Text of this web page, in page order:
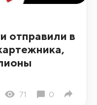
отправили в
71 0